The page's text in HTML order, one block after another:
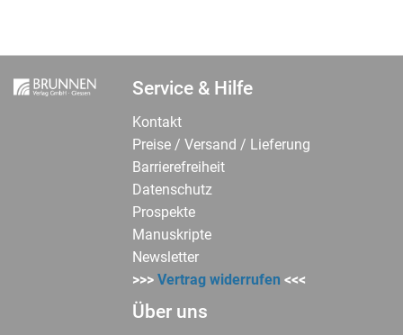
Service & Hilfe
Kontakt
Preise / Versand / Lieferung
Barrierefreiheit
Datenschutz
Prospekte
Manuskripte
Newsletter
>>>Vertrag widerrufen <<<
Über uns